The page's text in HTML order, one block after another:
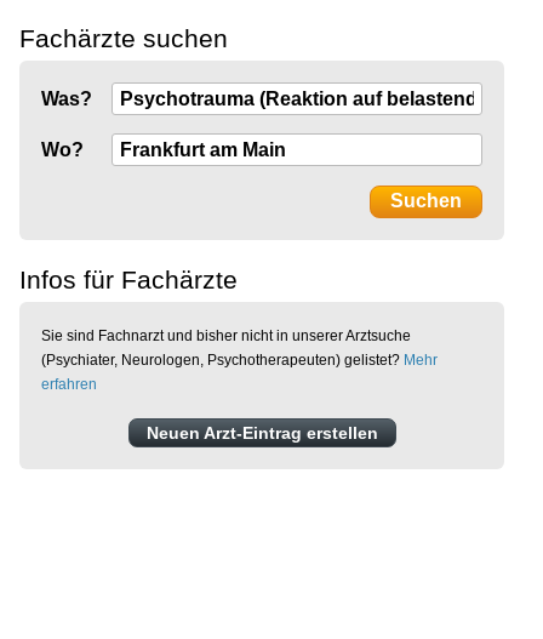
Fachärzte suchen
Was?
Wo?
Infos für Fachärzte
Sie sind Fachnarzt und bisher nicht in unserer Arztsuche
(Psychiater, Neurologen, Psychotherapeuten) gelistet? Mehr
erfahren
Neuen Arzt-Eintrag erstellen